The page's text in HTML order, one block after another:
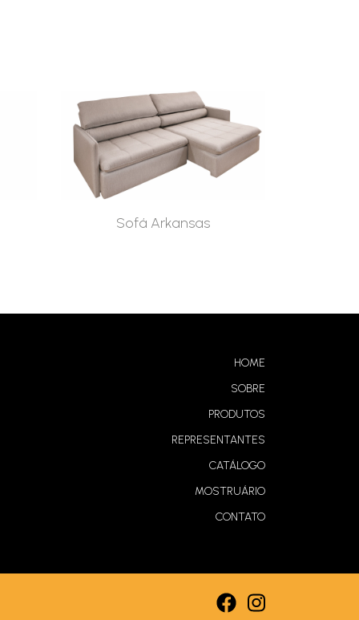
Sofá Arkansas
HOME
SOBRE
PRODUTOS
REPRESENTANTES
CATÁLOGO
MOSTRUÁRIO
CONTATO